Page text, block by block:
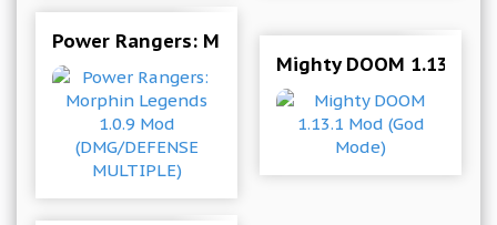
Power Rangers: Morphin Legends 1.0.9 Mod
Mighty DOOM 1.13.1